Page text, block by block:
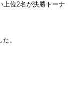
上位2名が決勝トーナ
。